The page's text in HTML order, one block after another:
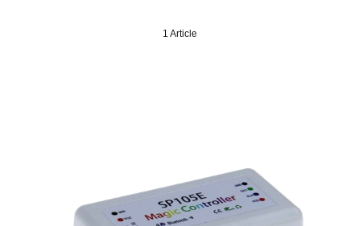
1 Article